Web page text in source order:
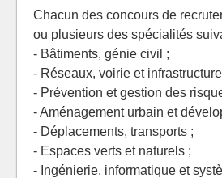
Chacun des concours de
ou plusieurs des spécialités
- Bâtiments, génie civil ;
- Réseaux, voirie et
- Prévention et gestion des
- Aménagement urbain et
- Déplacements, transports ;
- Espaces verts et naturels ;
- Ingénierie, informatique et